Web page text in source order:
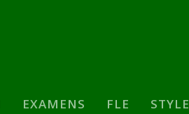
EXAMENS FLE STYLE